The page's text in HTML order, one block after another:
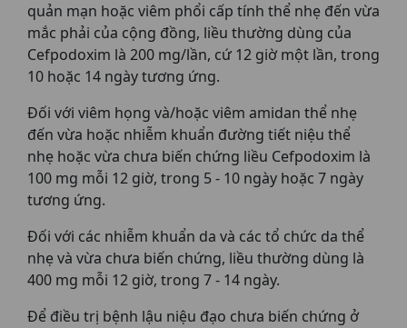
quản mạn hoặc viêm phổi cấp tính thể nhẹ đến vừa
mắc phải của cộng đồng, liều thường dùng của
Cefpodoxim là 200 mg/lần, cứ 12 giờ một lần, trong
10 hoặc 14 ngày tương ứng.
Đối với viêm họng và/hoặc viêm amidan thể nhẹ
đến vừa hoặc nhiễm khuẩn đường tiết niệu thể
nhẹ hoặc vừa chưa biến chứng liều Cefpodoxim là
100 mg mỗi 12 giờ, trong 5 - 10 ngày hoặc 7 ngày
tương ứng.
Đối với các nhiễm khuẩn da và các tổ chức da thể
nhẹ và vừa chưa biến chứng, liều thường dùng là
400 mg mỗi 12 giờ, trong 7 - 14 ngày.
Để điều trị bệnh lậu niệu đạo chưa biến chứng ở